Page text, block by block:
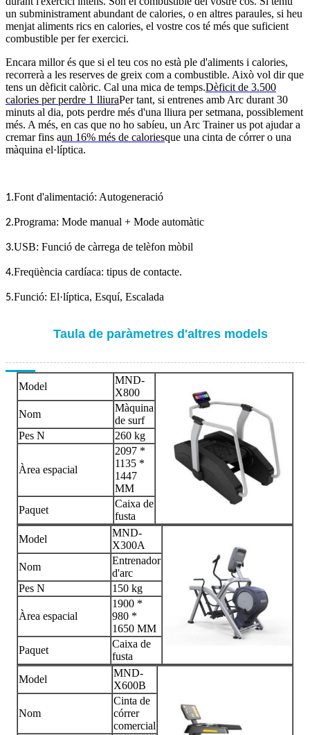
un subministrament abundant de calories, o en altres paraules, si heu
menjat aliments rics en calories, el vostre cos té més que suficient
combustible per fer exercici.
Encara millor és que si el teu cos no està ple d'aliments i calories,
recorrerà a les reserves de greix com a combustible. Això vol dir que
tens un dèficit calòric. Cal una mica de temps.Dèficit de 3.500
calories per perdre 1 lliuraPer tant, si entrenes amb Arc durant 30
minuts al dia, pots perdre més d'una lliura per setmana, possiblement
més. A més, en cas que no ho sabíeu, un Arc Trainer us pot ajudar a
cremar fins aun 16% més de caloriesque una cinta de córrer o una
màquina el·líptica.
1.Font d'alimentació: Autogeneració
2.Programa: Mode manual + Mode automàtic
3.USB: Funció de càrrega de telèfon mòbil
4.Freqüència cardíaca: tipus de contacte.
5.Funció: El·líptica, Esquí, Escalada
Taula de paràmetres d'altres models
Model
MND-
X800
Nom
Màquina
de surf
Pes N
260 kg
Àrea espacial
2097 *
1135 *
1447
MM
Paquet
Caixa de
fusta
Model
MND-
X300A
Nom
Entrenador
d'arc
Pes N
150 kg
Àrea espacial
1900 *
980 *
1650 MM
Paquet
Caixa de
fusta
Model
MND-
X600B
Nom
Cinta de
córrer
comercial